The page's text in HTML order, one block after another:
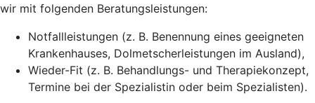
wir mit folgenden Beratungsleistungen:
Notfallleistungen (z. B. Benennung eines geeigneten
Krankenhauses, Dolmetscherleistungen im Ausland),
Wieder-Fit (z. B. Behandlungs- und Therapiekonzept,
Termine bei der Spezialistin oder beim Spezialisten).